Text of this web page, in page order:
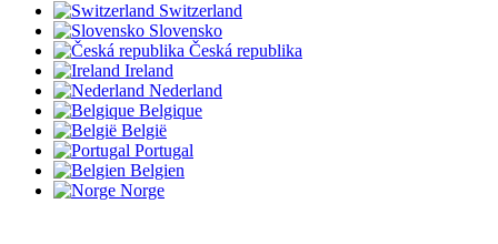
Switzerland
Slovensko
Česká republika
Ireland
Nederland
Belgique
België
Portugal
Belgien
Norge